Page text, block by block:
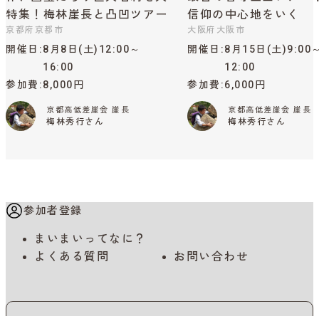
特集！梅林崖長と凸凹ツアー
京都府京都市
開催日
8月8日(土)12:00～
16:00
参加費 8,000円
京都高低差崖会 崖長
梅林秀行さん
信仰の中心地をいく
大阪府大阪市
開催日
8月15日(土)9:00
12:00
参加費 6,000円
京都高低差崖会 崖長
梅林秀行さん
参加者登録
まいまいってなに？
よくある質問
お問い合わせ